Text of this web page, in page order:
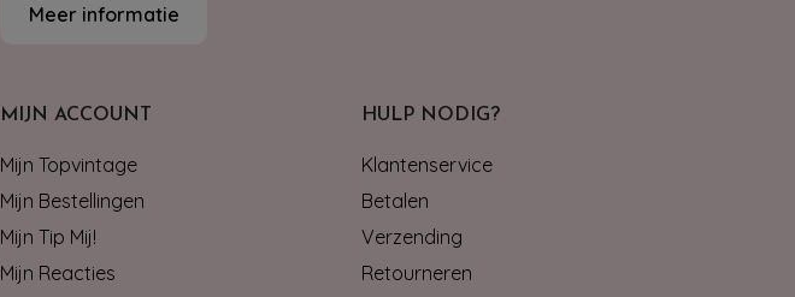
Meer informatie
MIJN ACCOUNT
Mijn Topvintage
Mijn Bestellingen
Mijn Tip Mij!
Mijn Reacties
HULP NODIG?
Klantenservice
Betalen
Verzending
Retourneren